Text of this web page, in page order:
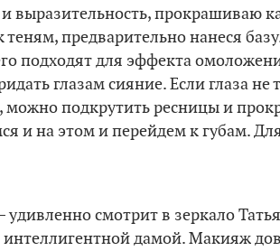
и выразительность, прокрашиваю
предварительно нанеся
подходят для эффекта
глазам сияние. Если глаза не
подкрутить ресницы и
и на этом и перейдем к губам.
смотрит в зеркало
интеллигентной дамой. Макияж